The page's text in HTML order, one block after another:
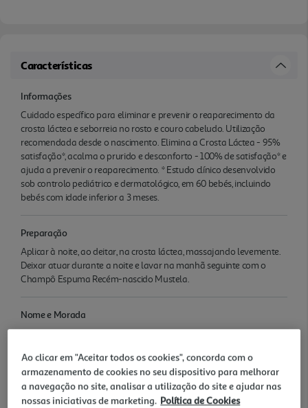
Características
Informações
Cuidado específico para eliminar e prevenir o reaparecimento da
crosta láctea e seborreia no rosto e couro cabeludo. Utilização
recomendada desde o nascimento. Elimina a Crosta Láctea - 95%
satisfação*, acalma o prurido e desconforto - 100% de satisfação* e
ajuda a prevenir o reaparecimento. * Estudo clínico desenvolvido
sob controlo pediátrico e dermatológico, em 60 bebés, incluindo
bebés com idade inferior a 3 meses.
Preparação
Aplicar à noite, ao deitar, na crosta láctea, massajando levemente.
Deixar atuar durante a noite e lavar na manhã seguinte com o
Champô Espuma Recém-nascido Mustela.
Nome e Morada
Laboratoire Expanscience, Av. António Augusto Aguiar, nº21  4º
Informação Adicional
Ativo exclusivo proveniente do Abacate - Ação Seborreguladora e
Ao clicar em "Aceitar todos os cookies", concorda com o
armazenamento de cookies no seu dispositivo para melhorar
a navegação no site, analisar a utilização do site e ajudar nas
nossas iniciativas de marketing. Política de Cookies